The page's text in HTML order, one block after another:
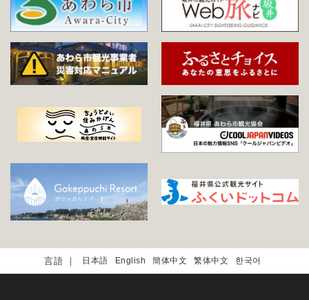
日本語 English 簡体中文 繁体中文 한국어